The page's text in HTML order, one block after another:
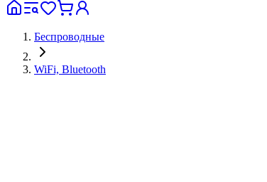
Беспроводные
WiFi, Bluetooth